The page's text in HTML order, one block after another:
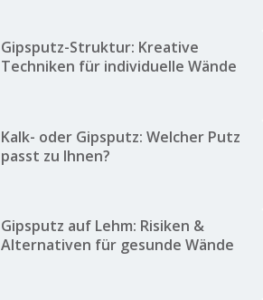
Gipsputz-Struktur: Kreative
Techniken für individuelle Wände
Kalk- oder Gipsputz: Welcher Putz
passt zu Ihnen?
Gipsputz auf Lehm: Risiken &
Alternativen für gesunde Wände